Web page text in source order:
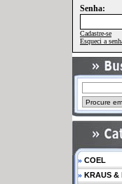
Senha:
Cadastre-se
Esqueci a
» COEL
» KRAUS &